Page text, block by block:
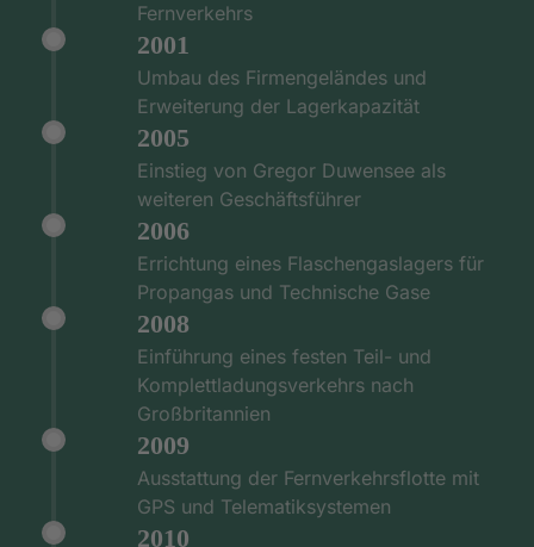
Fernverkehrs
2001
Umbau des Firmengeländes und
Erweiterung der Lagerkapazität
2005
Einstieg von Gregor Duwensee als
weiteren Geschäftsführer
2006
Errichtung eines Flaschengaslagers für
Propangas und Technische Gase
2008
Einführung eines festen Teil- und
Komplettladungsverkehrs nach
Großbritannien
2009
Ausstattung der Fernverkehrsflotte mit
GPS und Telematiksystemen
2010